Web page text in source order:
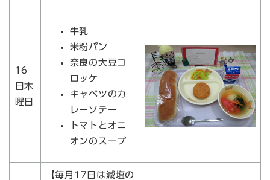
16
日木
曜日
牛乳
米粉パン
奈良の大豆コ
ロッケ
キャベツのカ
レーソテー
トマトとオニ
オンのスープ
【毎月17日は減塩の